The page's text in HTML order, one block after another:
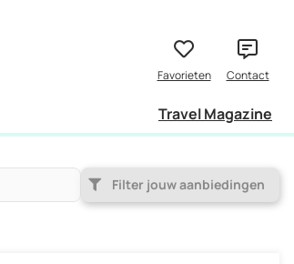
Travel Magazine
Filter jouw aanbiedingen